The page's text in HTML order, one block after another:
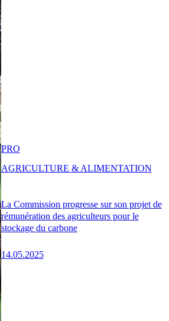
La Commission progresse sur son projet de
rémunération des agriculteurs pour le
stockage du carbone
14.05.2025
PRO
AGRICULTURE & ALIMENTATION